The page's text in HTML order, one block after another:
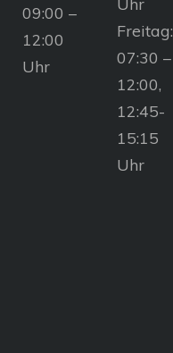
09:00 –
12:00
Uhr
Freitag:
07:30 –
12:00,
12:45-
15:15
Uhr